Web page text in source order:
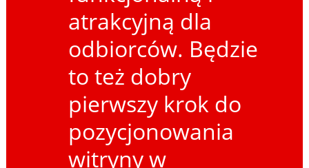
atrakcyjną dla
odbiorców. Będzie
to też dobry
pierwszy krok do
pozycjonowania
witryny w